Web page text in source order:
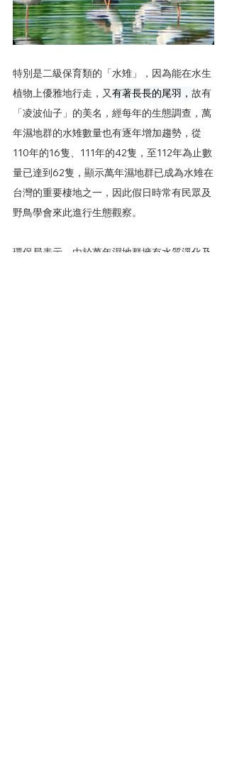
特別是二級保育類的「水雉」，因為能在水生
植物上優雅地行走，又有著長長的尾羽， 故有
「凌波仙子」的美名，經每年的生態調查，萬
年濕地群的水雉數量也有逐年增加趨勢，從
110年的16隻、111年的42隻，至112年為止數
量已達到62隻，顯示萬年濕地群已成為水雉在
台灣的重要棲地之一，因此假日時常有民眾及
野鳥學會來此進行生態觀察。
環保局表示，由於萬年濕地群擁有水質淨化及